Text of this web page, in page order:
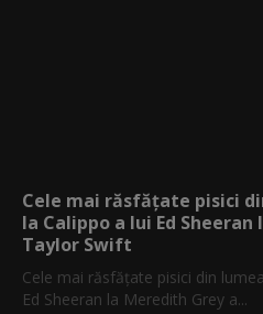
Cele mai răsfățate pisici
la Calippo a lui Ed
Taylor Swift
Cele mai răsfățate pisici din
Ed Sheeran la Meredith Grey a...